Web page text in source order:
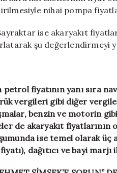
nihai pompa
ise akaryakıt
şu değerlendirmeyi
petrol fiyatının yanı sıra
vergileri gibi diğer
benzin ve motorin
de akaryakıt
ise temel olarak
dağıtıcı ve bayi